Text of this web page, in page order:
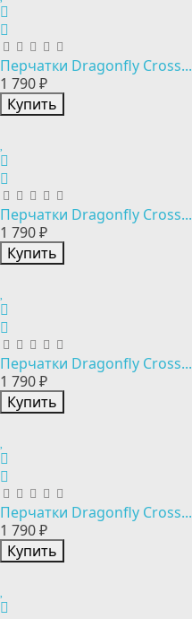
Перчатки Dragonfly Cross...
1 790 ₽
Купить
Перчатки Dragonfly Cross...
1 790 ₽
Купить
Перчатки Dragonfly Cross...
1 790 ₽
Купить
Перчатки Dragonfly Cross...
1 790 ₽
Купить